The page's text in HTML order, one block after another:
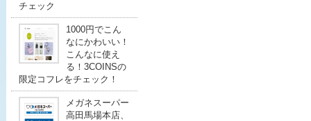
チェック
1000円でこん
なにかわいい！
こんなに使え
る！3COINSの
限定コフレをチェック！
メガネスーパー
高田馬場本店、